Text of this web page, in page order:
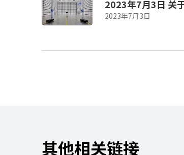
2023年7月3日
其他相关链接